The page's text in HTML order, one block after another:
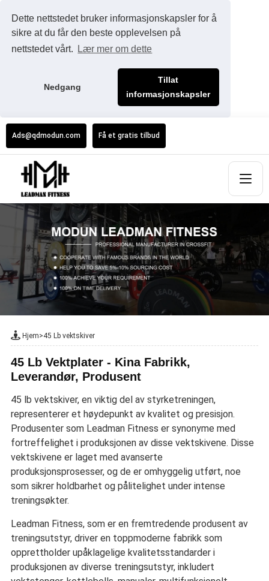
Dette nettstedet bruker informasjonskapsler for å
sikre at du får den beste opplevelsen på
nettstedet vårt.
Lær mer om dette
Nedgang
Tillat
informasjonskapsler
Ads@qdmodun.com Få et gratis tilbud
Hjem>45 Lb vektskiver
45 Lb Vektplater - Kina Fabrikk,
Leverandør, Produsent
45 lb vektskiver, en viktig del av styrketreningen,
representerer et høydepunkt av kvalitet og presisjon.
Produsenter som Leadman Fitness er synonyme med
fortreffelighet i produksjonen av disse vektskivene. Disse
vektskivene er laget med avanserte
produksjonsprosesser, og de er omhyggelig utført, noe
som sikrer holdbarhet og pålitelighet under intense
treningsøkter.
Leadman Fitness, som er en fremtredende produsent av
treningsutstyr, driver en toppmoderne fabrikk som
opprettholder upåklagelige kvalitetsstandarder i
produksjonen av diverse treningsutstyr, inkludert